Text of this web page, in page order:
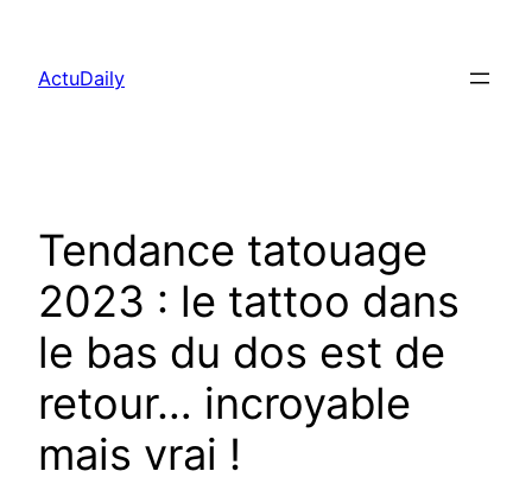
contenu
ActuDaily
Tendance tatouage
2023 : le tattoo dans
le bas du dos est de
retour… incroyable
mais vrai !